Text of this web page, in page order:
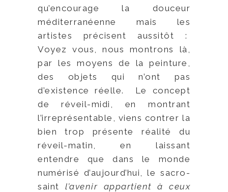
qu’encourage la douceur
méditerranéenne mais les
artistes précisent aussitôt :
Voyez vous, nous montrons là,
par les moyens de la peinture,
des objets qui n’ont pas
d’existence réelle. Le concept
de réveil-midi, en montrant
l’irreprésentable, viens contrer la
bien trop présente réalité du
réveil-matin, en laissant
entendre que dans le monde
numérisé d’aujourd’hui, le sacro-
saint l’avenir appartient à ceux